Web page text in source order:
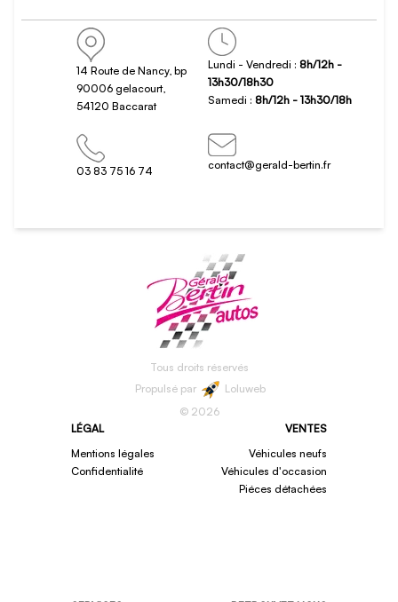
14 Route de Nancy, bp
90006 gelacourt,
54120 Baccarat
Lundi - Vendredi : 8h/12h -
13h30/18h30
Samedi : 8h/12h - 13h30/18h
03 83 75 16 74 contact@gerald-bertin.fr
Tous droits réservés
Propulsé par
Loluweb
© 2026
LÉGAL
Mentions légales
Confidentialité
VENTES
Véhicules neufs
Véhicules d'occasion
Piéces détachées